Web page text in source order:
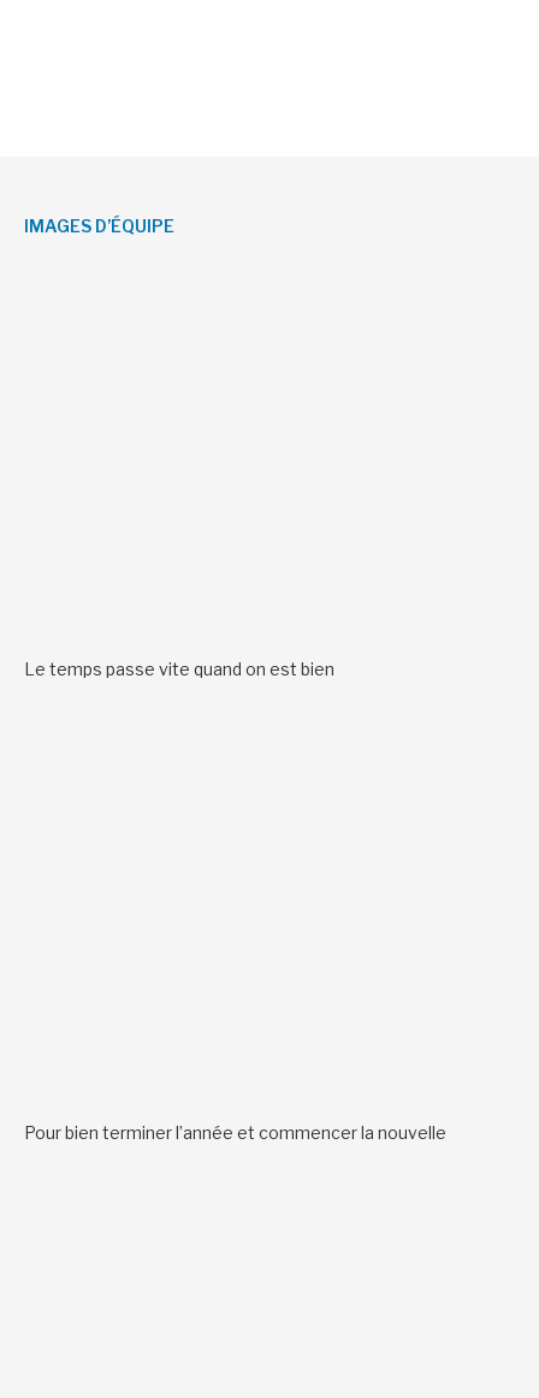
IMAGES D’ÉQUIPE
Le temps passe vite quand on est bien
Pour bien terminer l’année et commencer la nouvelle